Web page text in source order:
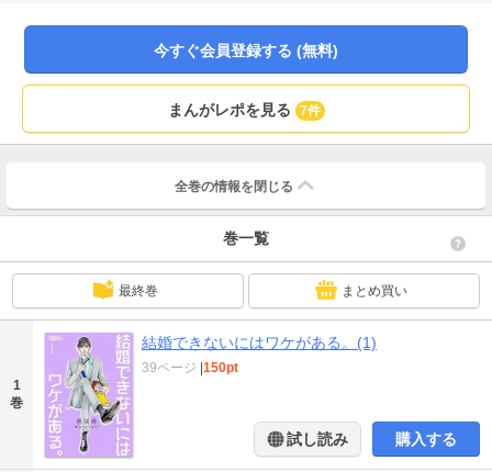
ドを確信するまりこだったのだが……この男、プライベートのクセがすご
い！！ この恋このまま育んでも大丈夫なのか？まりこはホントに結婚できるの
か！？ 【恋するソワレ】 この作品は「恋するソワレ」2018年Vol．7に収録さ
れています。
今すぐ会員登録する (無料)
まんがレポを見る 7件
全巻の情報を 閉じる
巻一覧
最終巻 まとめ買い
1
巻
結婚できないにはワケがある。(1)
39ページ 150pt
試し読み 購入する